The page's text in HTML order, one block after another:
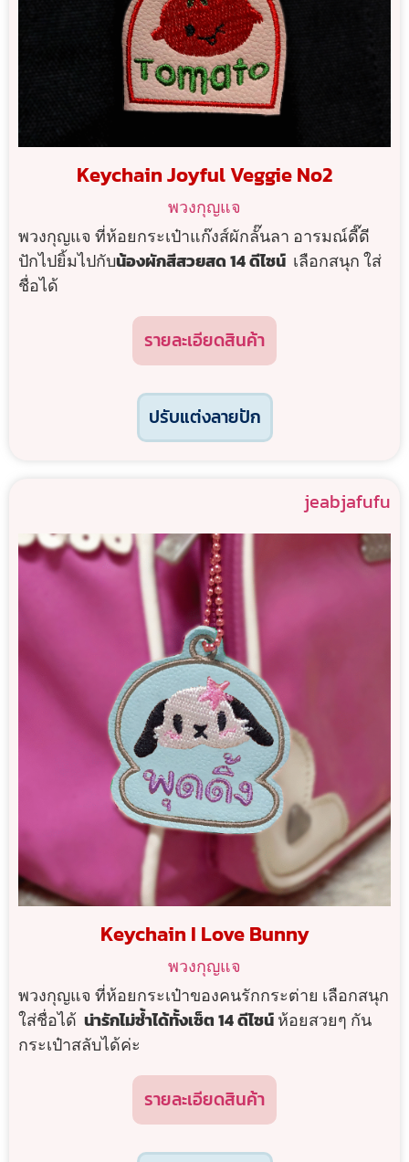
Keychain Joyful Veggie No2
พวงกุญแจ
พวงกุญแจ ที่ห้อยกระเป๋าแก๊งส์ผักลั๊นลา อารมณ์ดี๊ดี
ปักไปยิ้มไปกับน้องผักสีสวยสด 14 ดีไซน์ เลือกสนุก ใส่
ชื่อได้
รายละเอียดสินค้า
ปรับแต่งลายปัก
jeabjafufu
Keychain I Love Bunny
พวงกุญแจ
พวงกุญแจ ที่ห้อยกระเป๋าของคนรักกระต่าย เลือกสนุก
ใส่ชื่อได้ น่ารักไม่ซ้ำได้ทั้งเซ็ต 14 ดีไซน์ห้อยสวยๆ กัน
กระเป๋าสลับได้ค่ะ
รายละเอียดสินค้า